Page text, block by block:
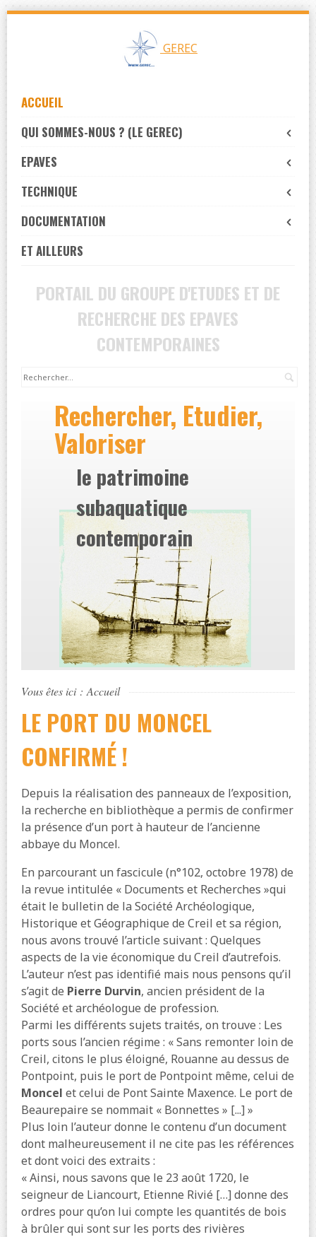
content
GEREC
ACCUEIL
QUI SOMMES-NOUS ? (LE GEREC)
EPAVES
TECHNIQUE
DOCUMENTATION
ET AILLEURS
PORTAIL DU GROUPE D'ETUDES ET DE
RECHERCHE DES EPAVES
CONTEMPORAINES
Rechercher, Etudier,
Valoriser
le patrimoine
subaquatique
contemporain
Vous êtes ici : Accueil
LE PORT DU MONCEL
CONFIRMÉ !
Depuis la réalisation des panneaux de l’exposition,
la recherche en bibliothèque a permis de confirmer
la présence d’un port à hauteur de l’ancienne
abbaye du Moncel.
En parcourant un fascicule (n°102, octobre 1978) de
la revue intitulée « Documents et Recherches »qui
était le bulletin de la Société Archéologique,
Historique et Géographique de Creil et sa région,
nous avons trouvé l’article suivant : Quelques
aspects de la vie économique du Creil d’autrefois.
L’auteur n’est pas identifié mais nous pensons qu’il
s’agit de Pierre Durvin, ancien président de la
Société et archéologue de profession.
Parmi les différents sujets traités, on trouve : Les
ports sous l’ancien régime : « Sans remonter loin de
Creil, citons le plus éloigné, Rouanne au dessus de
Pontpoint, puis le port de Pontpoint même, celui de
Moncel et celui de Pont Sainte Maxence. Le port de
Beaurepaire se nommait « Bonnettes » [...] »
Plus loin l’auteur donne le contenu d’un document
dont malheureusement il ne cite pas les références
et dont voici des extraits :
« Ainsi, nous savons que le 23 août 1720, le
seigneur de Liancourt, Etienne Rivié […] donne des
ordres pour qu’on lui compte les quantités de bois
à brûler qui sont sur les ports des rivières